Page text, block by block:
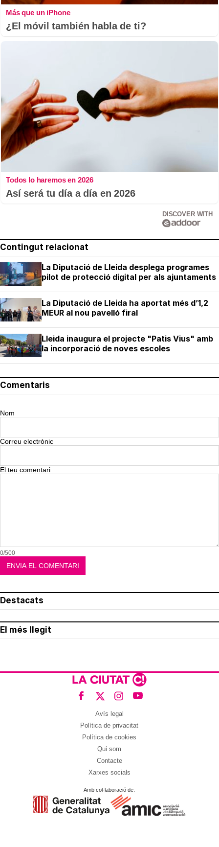
Más que un iPhone
¿El móvil también habla de ti?
Todos lo haremos en 2026
Así será tu día a día en 2026
DISCOVER WITH
Contingut relacionat
La Diputació de Lleida desplega programes
pilot de protecció digital per als ajuntaments
La Diputació de Lleida ha aportat més d’1,2
MEUR al nou pavelló firal
Lleida inaugura el projecte "Patis Vius" amb
la incorporació de noves escoles
Comentaris
Nom
Correu electrònic
El teu comentari
0/500
Destacats
El més llegit
Avís legal
Política de privacitat
Política de cookies
Qui som
Contacte
Xarxes socials
Amb col·laboració de: